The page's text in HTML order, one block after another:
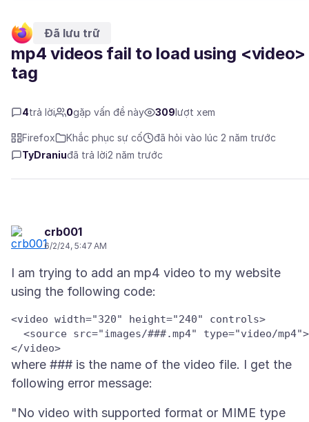
Đã lưu trữ
mp4 videos fail to load using <video>
tag
4trả lời 0gặp vấn đề này 309lượt xem
Firefox Khắc phục sự cố
đã hỏi vào lúc 2 năm trước
TyDraniuđã trả lời2 năm trước
crb001
6/2/24, 5:47 AM
I am trying to add an mp4 video to my website
<video width="320" height="240" controls>
  <source src="images/###.mp4" type="video/mp4">
</video>
where ### is the name of the video file. I get the
"No video with supported format or MIME type